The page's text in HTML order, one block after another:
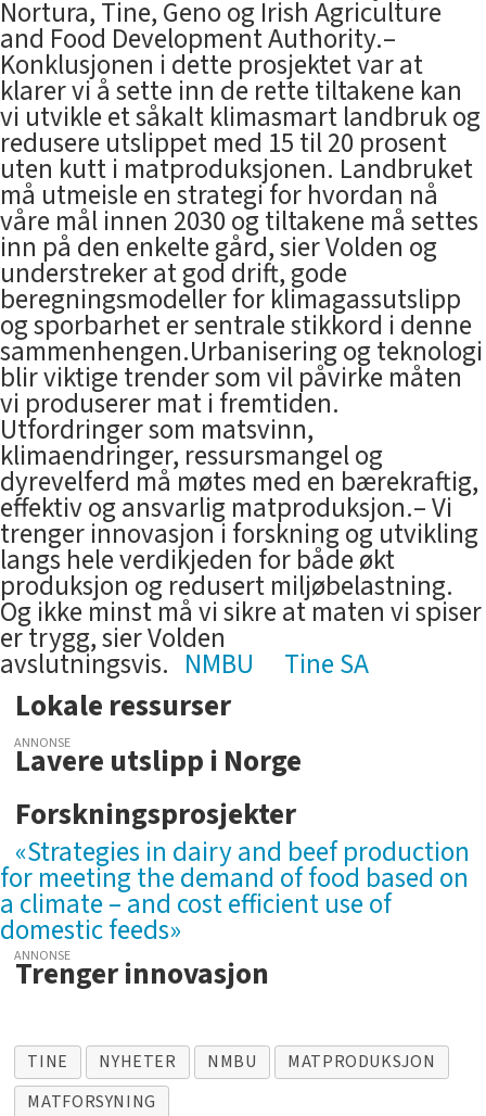
Nortura, Tine, Geno og Irish Agriculture
and Food Development Authority.–
Konklusjonen i dette prosjektet var at
klarer vi å sette inn de rette tiltakene kan
vi utvikle et såkalt klimasmart landbruk og
redusere utslippet med 15 til 20 prosent
uten kutt i matproduksjonen. Landbruket
må utmeisle en strategi for hvordan nå
våre mål innen 2030 og tiltakene må settes
inn på den enkelte gård, sier Volden og
understreker at god drift, gode
beregningsmodeller for klimagassutslipp
og sporbarhet er sentrale stikkord i denne
sammenhengen.Urbanisering og teknologi
blir viktige trender som vil påvirke måten
vi produserer mat i fremtiden.
Utfordringer som matsvinn,
klimaendringer, ressursmangel og
dyrevelferd må møtes med en bærekraftig,
effektiv og ansvarlig matproduksjon.– Vi
trenger innovasjon i forskning og utvikling
langs hele verdikjeden for både økt
produksjon og redusert miljøbelastning.
Og ikke minst må vi sikre at maten vi spiser
er trygg, sier Volden
avslutningsvis. NMBU Tine SA
Lokale ressurser
ANNONSE
Lavere utslipp i Norge
Forskningsprosjekter
«Strategies in dairy and beef production
for meeting the demand of food based on
a climate – and cost efficient use of
domestic feeds»
ANNONSE
Trenger innovasjon
TINE NYHETER NMBU
MATPRODUKSJON
MATFORSYNING